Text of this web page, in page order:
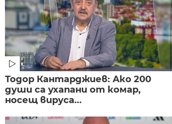
Тодор Кантарджиев: Ако 200
души са ухапани от комар,
носещ вируса...